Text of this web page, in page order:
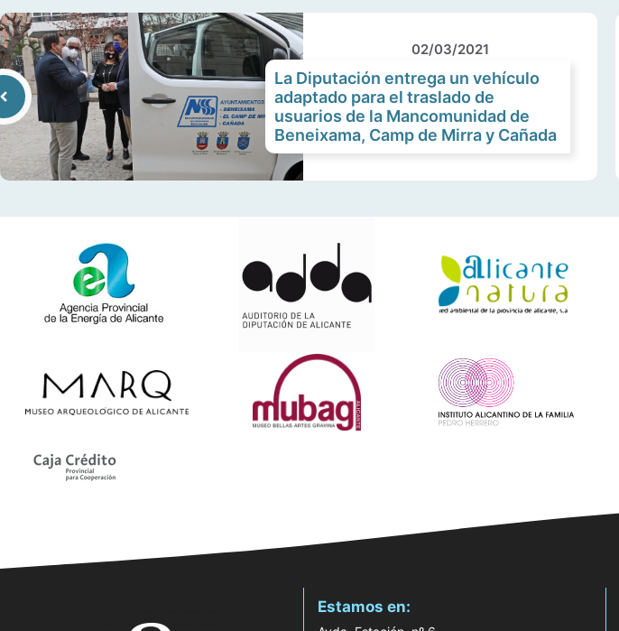
02/03/2021
La Diputación entrega un vehículo
adaptado para el traslado de
usuarios de la Mancomunidad de
Beneixama, Camp de Mirra y Cañada
Estamos en: